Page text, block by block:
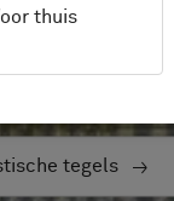
tegels
thuis